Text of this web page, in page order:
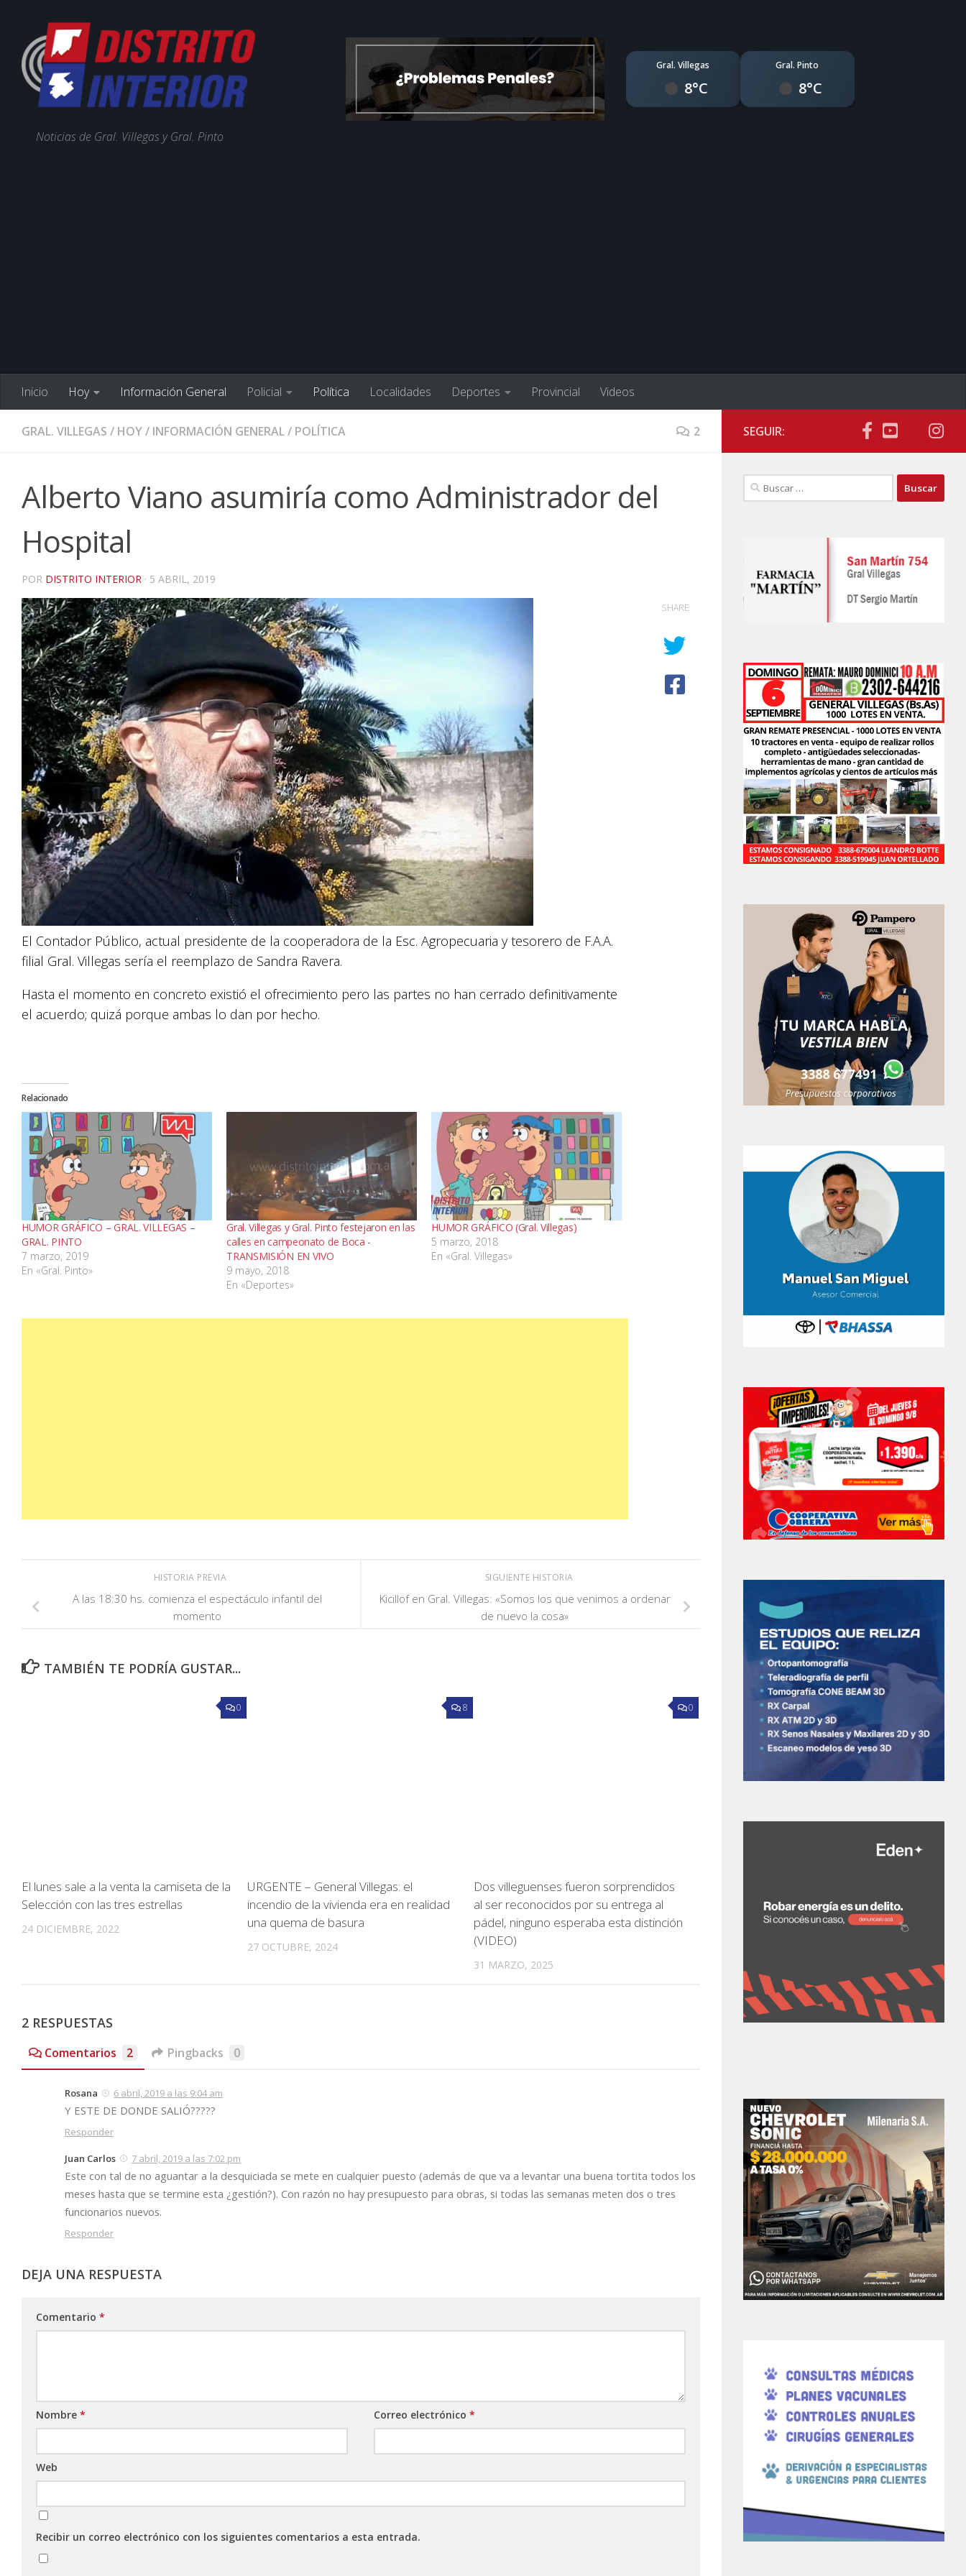
Noticias de Gral. Villegas y Gral. Pinto
Gral. Villegas
8°C
Gral. Pinto
8°C
Inicio Hoy Información General Policial Política Localidades Deportes Provincial Videos
GRAL. VILLEGAS / HOY/ INFORMACIÓN GENERAL/ POLÍTICA 2
Alberto Viano asumiría como Administrador del
Hospital
POR DISTRITO INTERIOR · 5 ABRIL, 2019
El Contador Público, actual presidente de la cooperadora de la Esc. Agropecuaria y tesorero de F.A.A.
filial Gral. Villegas sería el reemplazo de Sandra Ravera.
Hasta el momento en concreto existió el ofrecimiento pero las partes no han cerrado definitivamente
el acuerdo; quizá porque ambas lo dan por hecho.
Relacionado
HUMOR GRÁFICO – GRAL. VILLEGAS –
GRAL. PINTO
7 marzo, 2019
En «Gral. Pinto»
Gral. Villegas y Gral. Pinto festejaron en las
calles en campeonato de Boca -
TRANSMISIÓN EN VIVO
9 mayo, 2018
En «Deportes»
HUMOR GRÁFICO (Gral. Villegas)
5 marzo, 2018
En «Gral. Villegas»
SHARE
SIGUIENTE HISTORIA
Kicillof en Gral. Villegas: «Somos los que venimos a ordenar
de nuevo la cosa»
HISTORIA PREVIA
A las 18:30 hs. comienza el espectáculo infantil del
momento
TAMBIÉN TE PODRÍA GUSTAR...
0
El lunes sale a la venta la camiseta de la
Selección con las tres estrellas
24 DICIEMBRE, 2022
8
URGENTE – General Villegas: el
incendio de la vivienda era en realidad
una quema de basura
27 OCTUBRE, 2024
0
Dos villeguenses fueron sorprendidos
al ser reconocidos por su entrega al
pádel, ninguno esperaba esta distinción
(VIDEO)
31 MARZO, 2025
2 RESPUESTAS
Comentarios 2 Pingbacks 0
Rosana 6 abril, 2019 a las 9:04 am
Y ESTE DE DONDE SALIÓ?????
Responder
Juan Carlos 7 abril, 2019 a las 7:02 pm
Este con tal de no aguantar a la desquiciada se mete en cualquier puesto (además de que va a levantar una buena tortita todos los
meses hasta que se termine esta ¿gestión?). Con razón no hay presupuesto para obras, si todas las semanas meten dos o tres
funcionarios nuevos.
Responder
DEJA UNA RESPUESTA
Comentario *
Nombre * Correo electrónico*
Web
Recibir un correo electrónico con los siguientes comentarios a esta entrada.
SEGUIR:
Buscar: